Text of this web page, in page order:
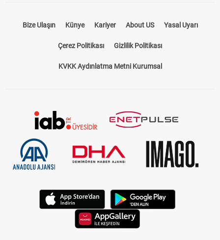
Bize Ulaşın Künye Kariyer About US Yasal Uyarı
Çerez Politikası Gizlilik Politikası
KVKK Aydınlatma Metni Kurumsal